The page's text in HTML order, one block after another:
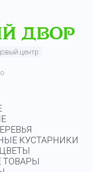
центр
КУСТАРНИКИ
ТОВАРЫ